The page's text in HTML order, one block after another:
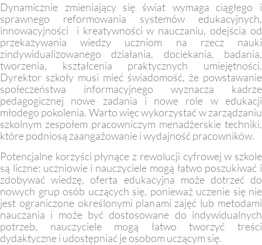
Katalogi
oferty
edukacyjnej
zobacz
katalogi
Dynamicznie zmieniający się świat wymaga ciągłego i
sprawnego reformowania systemów edukacyjnych,
innowacyjności i kreatywności w nauczaniu, odejścia od
przekazywania wiedzy uczniom na rzecz nauki
zindywidualizowanego działania, dociekania, badania,
tworzenia, kształcenia praktycznych umiejętności.
Dyrektor szkoły musi mieć świadomość, że powstawanie
społeczeństwa informacyjnego wyznacza kadrze
pedagogicznej nowe zadania i nowe role w edukacji
młodego pokolenia. Warto więc wykorzystać w zarządzaniu
szkolnym zespołem pracowniczym menadżerskie techniki,
które podniosą zaangażowanie i wydajność pracowników.
Potencjalne korzyści płynące z rewolucji cyfrowej w szkole
są liczne: uczniowie i nauczyciele mogą łatwo poszukiwać i
zdobywać wiedzę, oferta edukacyjna może dotrzeć do
nowych grup osób uczących się, ponieważ uczenie się nie
jest ograniczone określonymi planami zajęć lub metodami
nauczania i może być dostosowane do indywidualnych
potrzeb, nauczyciele mogą łatwo tworzyć treści
dydaktyczne i udostępniać je osobom uczącym się.